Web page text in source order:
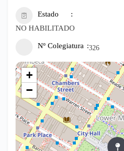
Estado
NO HABILITADO
Nº Colegiatura 326
+
−